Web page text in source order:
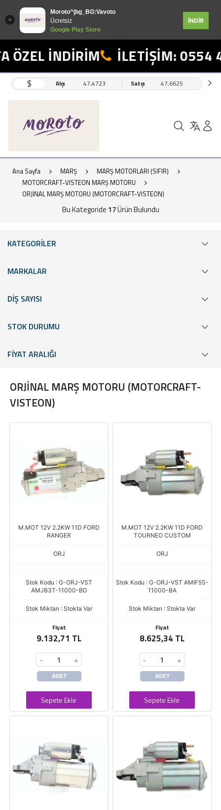
Moroto^|bg_BG:Vavoto
Ücretsiz
Google Play Store
İNDİR
İNDİRİM İLETİŞİM: 0554
$ Alış 47,4723 Satış 47,6625
Ana Sayfa MARŞ
MARŞ MOTORLARI (SIFIR)
MOTORCRAFT-VISTEON MARŞ MOTORU
ORJİNAL MARŞ MOTORU (MOTORCRAFT-VISTEON)
Bu Kategoride 17Ürün Bulundu
KATEGORİLER
MARKALAR
DİŞ SAYISI
STOK DURUMU
FİYAT ARALIĞI
ORJİNAL MARŞ MOTORU (MOTORCRAFT-
VISTEON)
M.MOT 12V 2.2KW 11D FORD
RANGER
ORJ
Stok Kodu : G-ORJ-VST
AMJB3T-11000-BD
Stok Miktarı : Stokta Var
Fiyat
9.132,71 TL
- +
ADET
Sepete Ekle
M.MOT 12V 2.2KW 11D FORD
TOURNEO CUSTOM
ORJ
Stok Kodu : G-ORJ-VST AMIF5S-
11000-BA
Stok Miktarı : Stokta Var
Fiyat
8.625,34 TL
- +
ADET
Sepete Ekle